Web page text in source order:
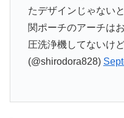
たデザインじゃない
関ポーチのアーチは
圧洗浄機してないけ
(@shirodora828)